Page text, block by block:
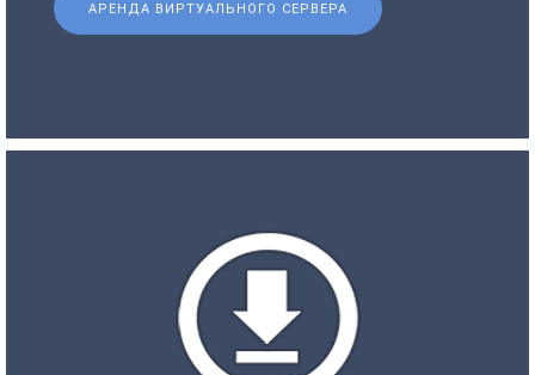
АРЕНДА ВИРТУАЛЬНОГО СЕРВЕРА